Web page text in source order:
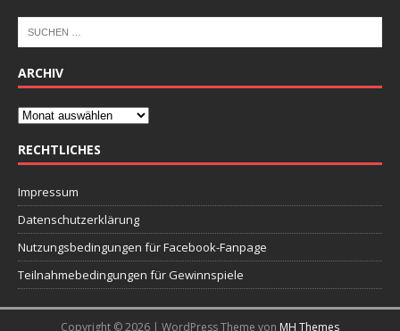
ARCHIV
RECHTLICHES
Impressum
Datenschutzerklärung
Nutzungsbedingungen für Facebook-Fanpage
Teilnahmebedingungen für Gewinnspiele
Copyright © 2026 | WordPress Theme von MH Themes